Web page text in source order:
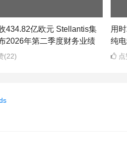
434.82亿欧元 Stellantis集
2026年第二季度财务业绩
(22)
用
纯
点